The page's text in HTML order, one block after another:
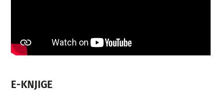
E-KNJIGE